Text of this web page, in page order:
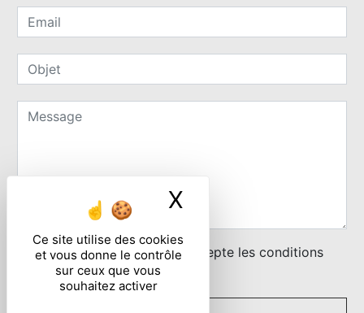
Ce site utilise des cookies
et vous donne le contrôle
sur ceux que vous
souhaitez activer
X
En cochant cette case, j'accepte les conditions
particulières ci-dessous **